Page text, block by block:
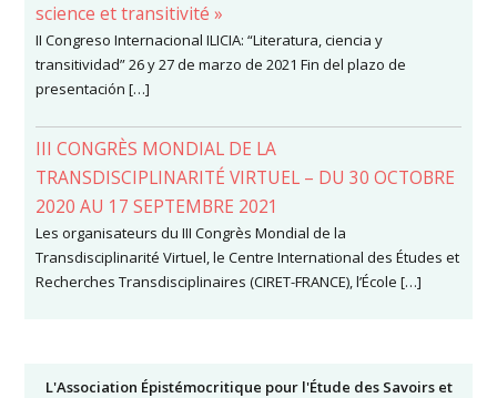
science et transitivité »
II Congreso Internacional ILICIA: “Literatura, ciencia y
transitividad” 26 y 27 de marzo de 2021 Fin del plazo de
presentación […]
III CONGRÈS MONDIAL DE LA
TRANSDISCIPLINARITÉ VIRTUEL – DU 30 OCTOBRE
2020 AU 17 SEPTEMBRE 2021
Les organisateurs du III Congrès Mondial de la
Transdisciplinarité Virtuel, le Centre International des Études et
Recherches Transdisciplinaires (CIRET-FRANCE), l’École […]
L'Association Épistémocritique pour l'Étude des Savoirs et